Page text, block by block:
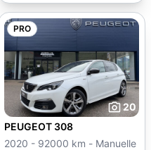
PRO
20
PEUGEOT 308
2020 - 92000 km - Manuelle